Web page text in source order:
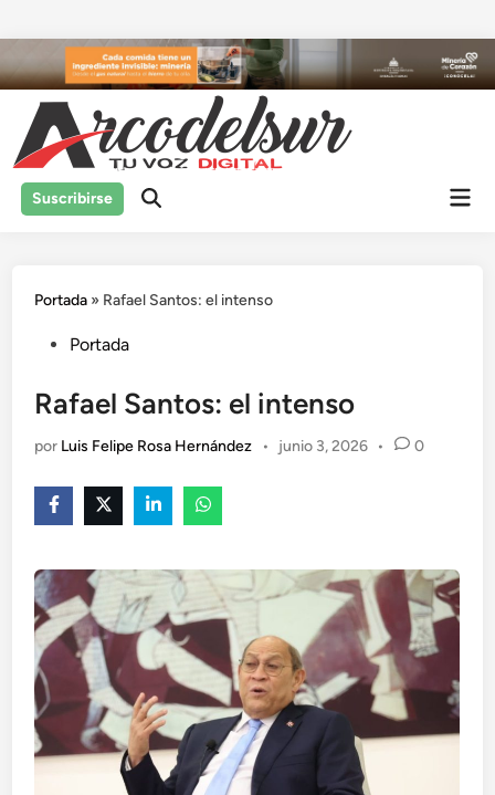
al
contenido
Suscribirse
Portada » Rafael Santos: el intenso
Publicado
Portada
Rafael Santos: el intenso
por Luis Felipe Rosa Hernández • junio 3, 2026 • 0